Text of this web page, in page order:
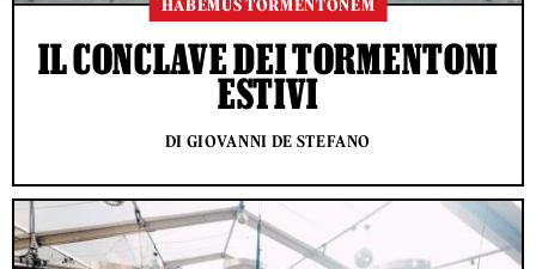
HABEMUS TORMENTONEM
IL CONCLAVE DEI TORMENTONI
ESTIVI
DI GIOVANNI DE STEFANO